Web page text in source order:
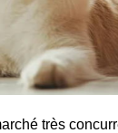
très